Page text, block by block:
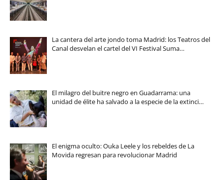
La cantera del arte jondo toma Madrid: los Teatros del
Canal desvelan el cartel del VI Festival Suma…
El milagro del buitre negro en Guadarrama: una
unidad de élite ha salvado a la especie de la extinci…
El enigma oculto: Ouka Leele y los rebeldes de La
Movida regresan para revolucionar Madrid